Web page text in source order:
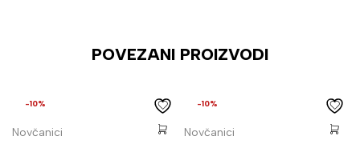
POVEZANI PROIZVODI
-10%
Novčanici
-10%
Novčanici